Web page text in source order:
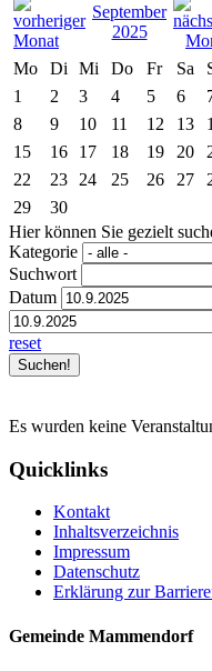
September
2025
Mo
Di Mi Do Fr Sa
1
2 3 4 5 6
8
9 10 11 12 13
15
16 17 18 19 20
22
23 24 25 26 27
29
30
Hier können Sie gezielt
Kategorie
Suchwort
Datum
reset
Es wurden keine
Quicklinks
Kontakt
Inhaltsverzeichnis
Impressum
Datenschutz
Erklärung zur
Gemeinde Mammendorf